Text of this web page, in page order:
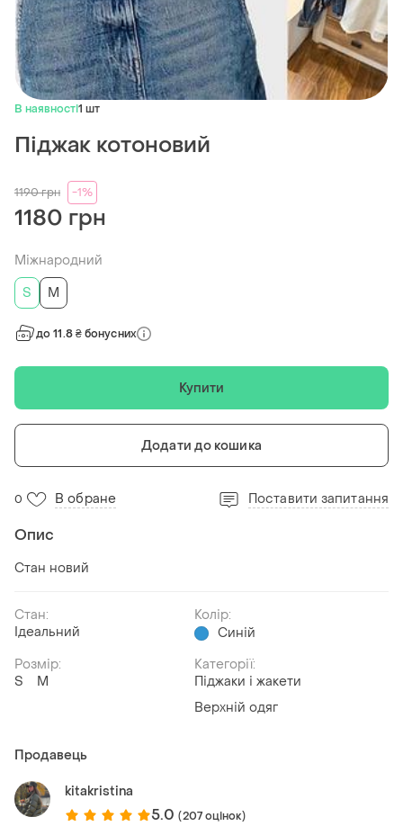
В наявності1 шт
Піджак котоновий
1190грн -1%
1180 грн
Міжнародний
S
M
до 11.8 ₴ бонусних
Купити
Додати до кошика
0 В обране Поставити запитання
Опис
Стан новий
Стан:
Ідеальний
Колір:
Синій
Розмір:
S
M
Категорії:
Піджаки і жакети
Верхній одяг
Продавець
kitakristina
5.0 (207 оцінок)